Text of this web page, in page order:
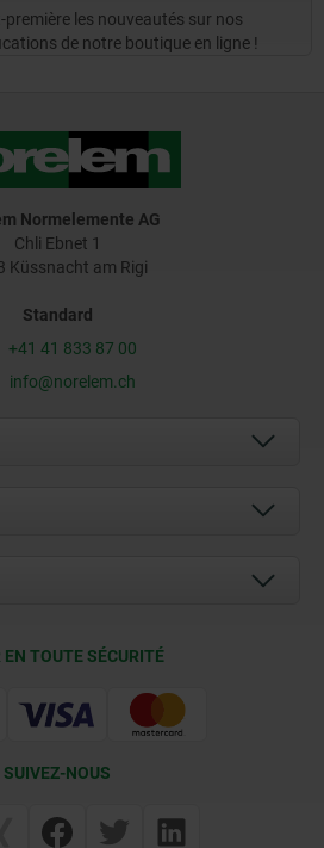
première les nouveautés sur nos
de notre boutique en ligne !
Normelemente AG
Chli Ebnet 1
Küssnacht am Rigi
Standard
+41 41 833 87 00
info@norelem.ch
EN TOUTE SÉCURITÉ
SUIVEZ-NOUS